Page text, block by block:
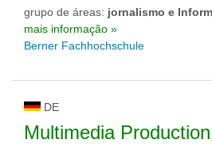
grupo de áreas: jornalismo e
mais informação »
Berner Fachhochschule
DE
Multimedia Production